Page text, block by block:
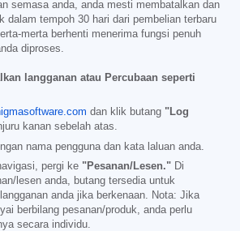
semasa anda, anda mesti membatalkan dan
dalam tempoh 30 hari dari pembelian terbaru
merta berhenti menerima fungsi penuh
diproses.
langganan atau Percubaan seperti
dan klik butang "Log
kanan sebelah atas.
nama pengguna dan kata laluan anda.
pergi ke "Pesanan/Lesen." Di
lesen anda, butang tersedia untuk
anda jika berkenaan. Nota: Jika
berbilang pesanan/produk, anda perlu
secara individu.